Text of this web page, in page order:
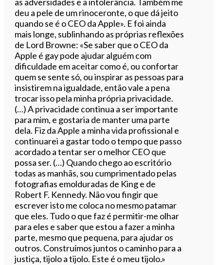
deu a pele de um rinoceronte, o que dá jeito
quando se é o CEO da Apple». E foi ainda
mais longe, sublinhando as próprias reflexões
de Lord Browne: «Se saber que o CEO da
Apple é gay pode ajudar alguém com
dificuldade em aceitar como é, ou confortar
quem se sente só, ou inspirar as pessoas para
insistirem na igualdade, então vale a pena
trocar isso pela minha própria privacidade.
(…) A privacidade continua a ser importante
para mim, e gostaria de manter uma parte
dela. Fiz da Apple a minha vida profissional e
continuarei a gastar todo o tempo que passo
acordado a tentar ser o melhor CEO que
possa ser. (…) Quando chego ao escritório
todas as manhãs, sou cumprimentado pelas
fotografias emolduradas de King e de
Robert F. Kennedy. Não vou fingir que
escrever isto me coloca no mesmo patamar
que eles. Tudo o que faz é permitir-me olhar
para eles e saber que estou a fazer a minha
parte, mesmo que pequena, para ajudar os
outros. Construímos juntos o caminho para a
justiça, tijolo a tijolo. Este é o meu tijolo.»